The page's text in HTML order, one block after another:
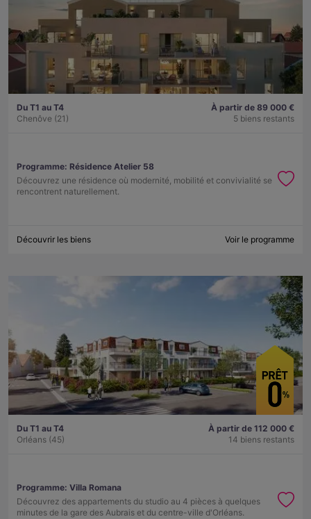
Du T1 au T4
Chenôve (21)
À partir de 89 000 €
5 biens restants
Programme: Résidence Atelier 58
Découvrez une résidence où modernité, mobilité et convivialité se
rencontrent naturellement.
Découvrir les biens Voir le programme
Du T1 au T4
Orléans (45)
À partir de 112 000 €
14 biens restants
Programme: Villa Romana
Découvrez des appartements du studio au 4 pièces à quelques
minutes de la gare des Aubrais et du centre-ville d'Orléans.